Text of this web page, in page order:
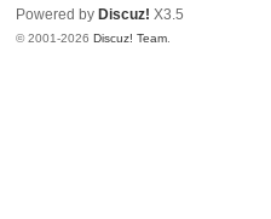
Powered by Discuz! X3.5
© 2001-2026Discuz! Team